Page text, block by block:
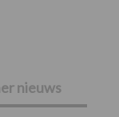
nieuws